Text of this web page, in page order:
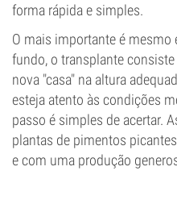
forma rápida e simples.
O mais importante é
fundo, o transplante
nova "casa" na altura
esteja atento às condições
passo é simples de acertar.
plantas de pimentos
e com uma produção